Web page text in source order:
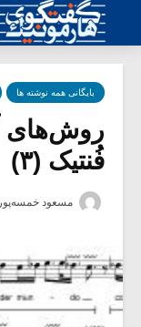
بایگانی همه نوشته ها
روش‌های
فُنتیک (۳)
مسعود خمسه‌پور